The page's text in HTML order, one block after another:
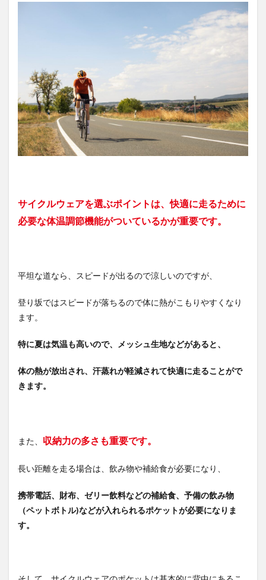
サイクルウェアを選ぶポイントは、快適に走るために
必要な体温調節機能がついているかが重要です。
平坦な道なら、スピードが出るので涼しいのですが、
登り坂ではスピードが落ちるので体に熱がこもりやすくなり
ます。
特に夏は気温も高いので、メッシュ生地などがあると、
体の熱が放出され、汗蒸れが軽減されて快適に走ることがで
きます。
また、 収納力の多さも重要です。
長い距離を走る場合は、飲み物や補給食が必要になり、
携帯電話、財布、ゼリー飲料などの補給食、予備の飲み物
（ペットボトル)などが入れられるポケットが必要になりま
す。